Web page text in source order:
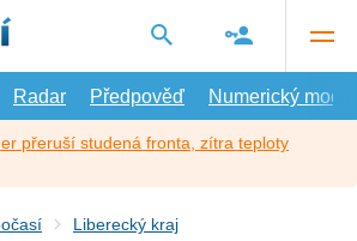
Radar Předpověď Numerický model
přeruší studená fronta, zítra teploty
Liberecký kraj